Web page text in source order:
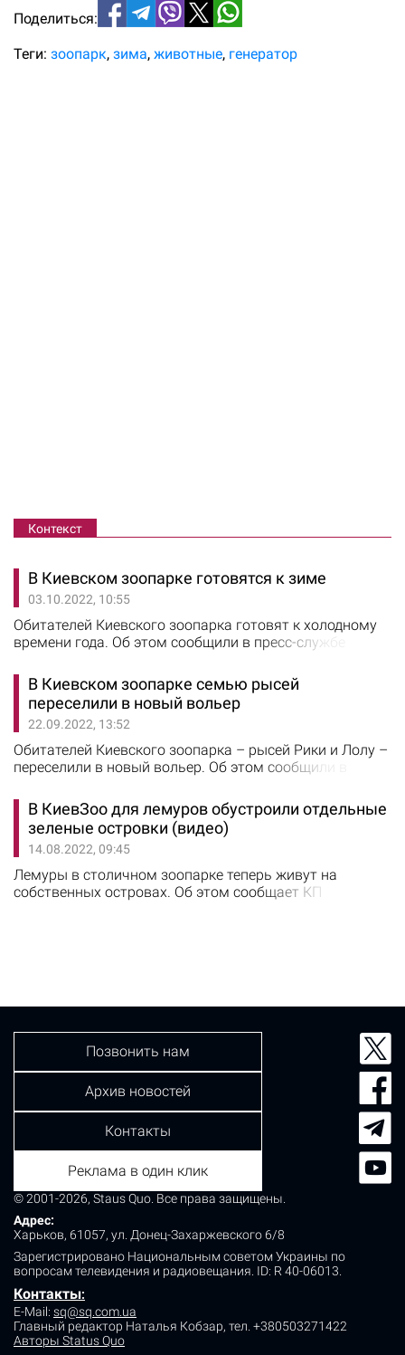
Поделиться:
Теги: зоопарк зима животные генератор
Контекст
В Киевском зоопарке готовятся к зиме
03.10.2022, 10:55
Обитателей Киевского зоопарка готовят к холодному
времени года. Об этом сообщили в пресс-службе
подготовка к холодному времени года: кто-то меняет
мех, кто-то переезжает в свои зимние дома, а кто-то
получает новое жилище", - рассказали в Киевзоо. В
частности, недавно большой природный вольер
обустроили для серого…
В Киевском зоопарке семью рысей
переселили в новый вольер
22.09.2022, 13:52
Обитателей Киевского зоопарка – рысей Рики и Лолу –
переселили в новый вольер. Об этом сообщили в
Киевзоо обустроили экспозицию площадью 600 кв.м с
условиями, приближенными к естественным. Здесь
высадили зеленые насаждения на разных видах
почвы, а также соорудили разноуровневые
платформы. "Наши рыси включены…
В КиевЗоо для лемуров обустроили отдельные
зеленые островки (видео)
14.08.2022, 09:45
Лемуры в столичном зоопарке теперь живут на
собственных островах. Об этом сообщает КП
© 2001-2026, Staus Quo. Все права защищены.
Адрес:
Харьков, 61057, ул. Донец-Захаржевского 6/8
Зарегистрировано Национальным советом Украины по
вопросам телевидения и радиовещания. ID: R 40-06013.
Контакты:
E-Mail: sq@sq.com.ua
Главный редактор Наталья Кобзар, тел. +380503271422
Авторы Status Quo
Позвонить нам
Архив новостей
Контакты
Реклама в один клик